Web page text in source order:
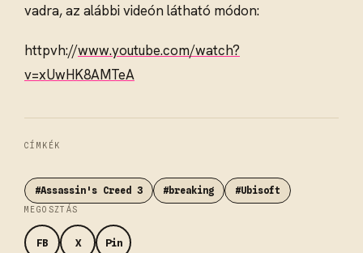
vadra, az alábbi videón látható módon:
httpvh://www.youtube.com/watch?
v=xUwHK8AMTeA
CÍMKÉK
#Assassin's Creed 3 #breaking #Ubisoft
MEGOSZTÁS
FB X Pin